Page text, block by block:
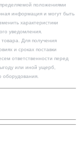
положениями
информация и могут быть
характеристики
уведомления.
товара. Для получения
и сроках поставки
ответственности перед
или иной ущерб,
оборудования.